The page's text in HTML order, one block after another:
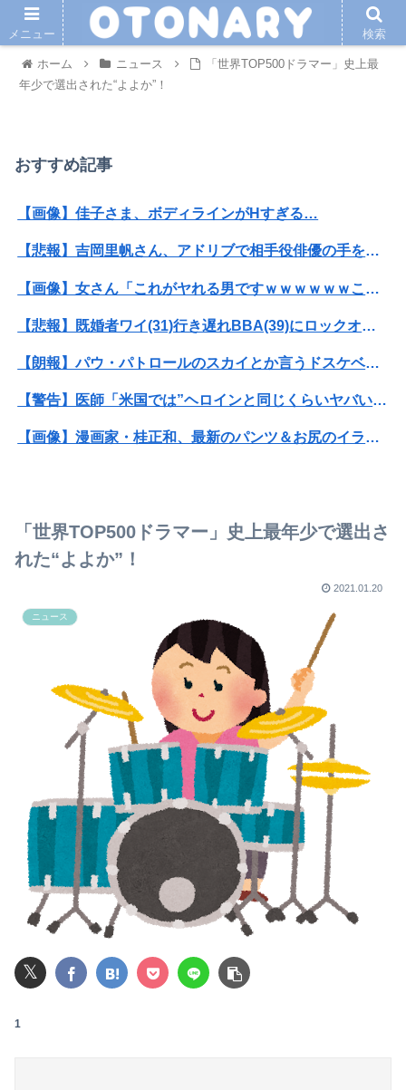
ホーム ニュース
「世界TOP500ドラマー」史上最
年少で選出された“よよか”！
おすすめ記事
【画像】佳子さま、ボディラインがHすぎる…
【悲報】吉岡里帆さん、アドリブで相手役俳優の手を取りお胸に押し当てる（※画像あり）
【画像】女さん「これがヤれる男ですｗｗｗｗｗｗこっちはヤれない････」⇒！
【悲報】既婚者ワイ(31)行き遅れBBA(39)にロックオンwwww
【朗報】パウ・パトロールのスカイとか言うドスケベ雌犬🐶ｗｗｗｗｗｗｗｗｗｗｗｗ
【警告】医師「米国では”ヘロインと同じくらいヤバい薬”が日本では平気で処方されてる」
【画像】漫画家・桂正和、最新のパンツ＆お尻のイラスト投稿にネット衝撃「この質感の出し方」「実写かと思いました」
みいちゃん、セコカンになる
日本史に携わった偉人の銅像を見たい！
この年齢でこれ始めた人他にいる？
ジャンポケ斎藤「性行為の許諾は取ったことありません」
レインボー池田、アナウンサーと結婚ｗｗｗｗｗ
「世界TOP500ドラマー」史上最年少で選出さ
れた“よよか”！
2021.01.20
ニュース
𝕏
1
メニュー 検索